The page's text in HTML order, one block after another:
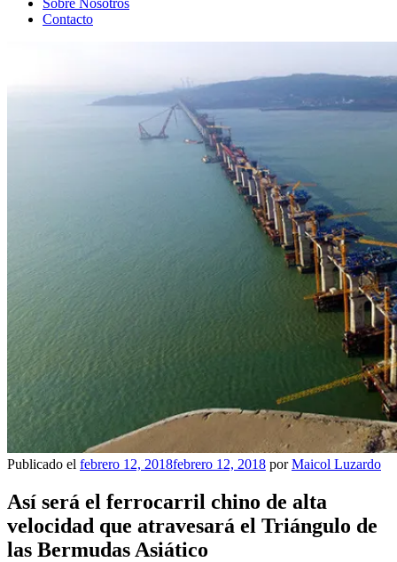
Sobre Nosotros
Contacto
Publicado el febrero 12, 2018febrero 12, 2018 porMaicol Luzardo
Así será el ferrocarril chino de alta
velocidad que atravesará el Triángulo de
las Bermudas Asiático